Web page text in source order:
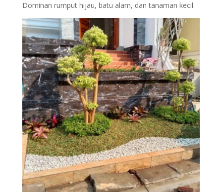
Dominan rumput hijau, batu alam, dan tanaman kecil.